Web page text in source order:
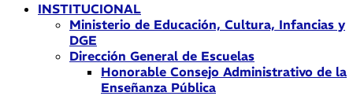
INSTITUCIONAL
Ministerio de Educación, Cultura, Infancias y
DGE
Dirección General de Escuelas
Honorable Consejo Administrativo de la
Enseñanza Pública